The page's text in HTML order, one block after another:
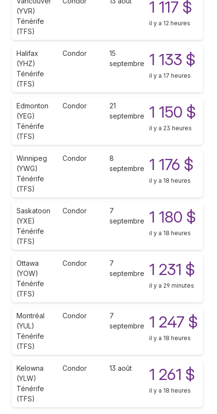
(YVR)
Ténérife
(TFS)
1 117 $
il y a 12 heures
Halifax
(YHZ)
Ténérife
(TFS)
Condor
15
septembre
1 133 $
il y a 17 heures
Edmonton
(YEG)
Ténérife
(TFS)
Condor
21
septembre
1 150 $
il y a 23 heures
Winnipeg
(YWG)
Ténérife
(TFS)
Condor
8
septembre
1 176 $
il y a 18 heures
Saskatoon
(YXE)
Ténérife
(TFS)
Condor
7
septembre
1 180 $
il y a 18 heures
Ottawa
(YOW)
Ténérife
(TFS)
Condor
7
septembre
1 231 $
il y a 29 minutes
Montréal
(YUL)
Ténérife
(TFS)
Condor
7
septembre
1 247 $
il y a 18 heures
Kelowna
(YLW)
Ténérife
(TFS)
Condor 13 août 1 261 $
il y a 18 heures